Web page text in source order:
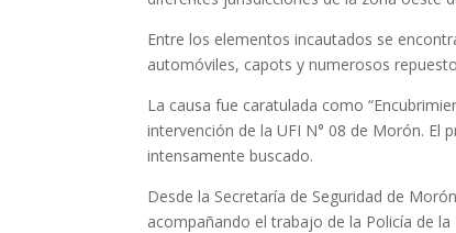
Entre los elementos incautados se
automóviles, capots y numerosos
La causa fue caratulada como
intervención de la UFI N° 08 de Morón. El
intensamente buscado.
Desde la Secretaría de Seguridad de
acompañando el trabajo de la Policía de